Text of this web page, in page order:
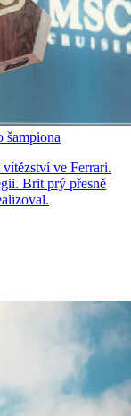
šampiona
ve Ferrari.
Brit prý přesně